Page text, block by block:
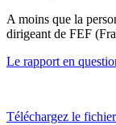
A moins que la
dirigeant de FEF
Le rapport en
Téléchargez le